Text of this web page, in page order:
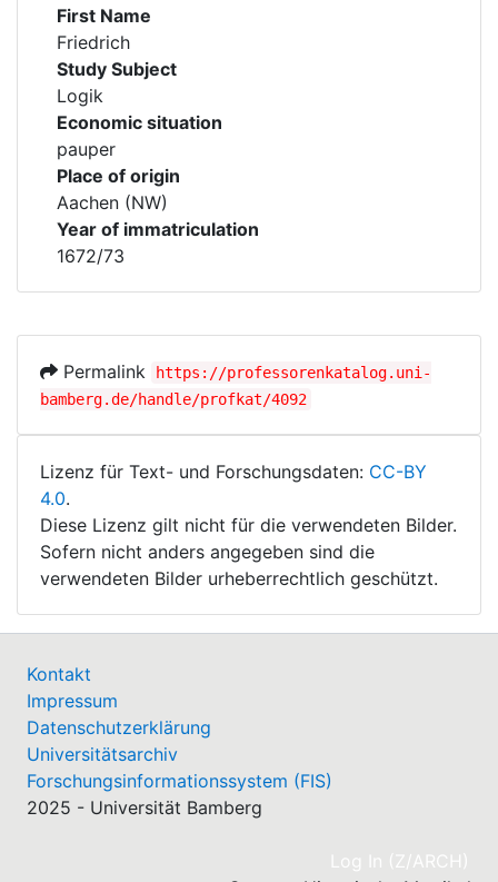
First Name
Friedrich
Study Subject
Logik
Economic situation
pauper
Place of origin
Aachen (NW)
Year of immatriculation
1672/73
Permalink
https://professorenkatalog.uni-
bamberg.de/handle/profkat/4092
Lizenz für Text- und Forschungsdaten: CC-BY
4.0.
Diese Lizenz gilt nicht für die verwendeten Bilder.
Sofern nicht anders angegeben sind die
verwendeten Bilder urheberrechtlich geschützt.
Kontakt
Impressum
Datenschutzerklärung
Universitätsarchiv
Forschungsinformationssystem (FIS)
2025 - Universität Bamberg
Log In (Z/ARCH)